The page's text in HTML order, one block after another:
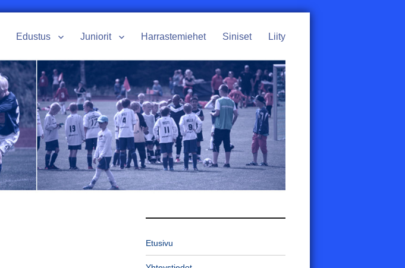
Edustus Juniorit Harrastemiehet Siniset Liity
Etusivu